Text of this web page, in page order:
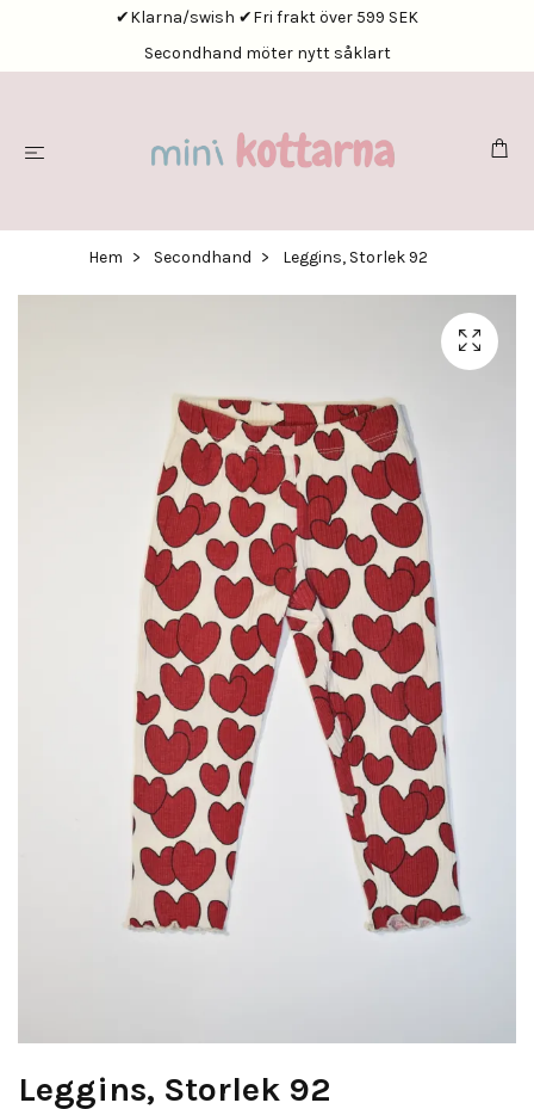
✔Klarna/swish ✔Fri frakt över 599 SEK
Secondhand möter nytt såklart
Hem Secondhand Leggins, Storlek 92
Leggins, Storlek 92